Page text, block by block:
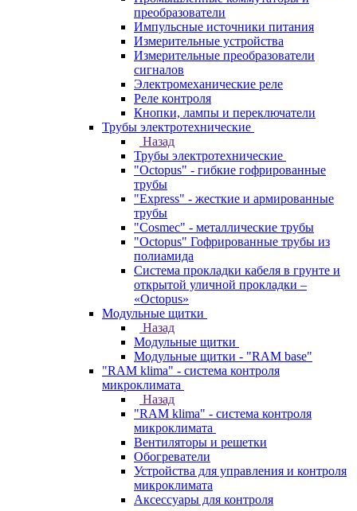
преобразователи
Импульсные источники питания
Измерительные устройства
Измерительные преобразователи
сигналов
Электромеханические реле
Реле контроля
Кнопки, лампы и переключатели
Трубы электротехнические
Назад
Трубы электротехнические
"Octopus" - гибкие гофрированные
трубы
"Express" - жесткие и армированные
трубы
"Cosmec" - металлические трубы
"Octopus" Гофрированные трубы из
полиамида
Система прокладки кабеля в грунте и
открытой уличной прокладки –
«Octopus»
Модульные щитки
Назад
Модульные щитки
Модульные щитки - "RAM base"
"RAM klima" - система контроля
микроклимата
Назад
"RAM klima" - система контроля
микроклимата
Вентиляторы и решетки
Обогреватели
Устройства для управления и контроля
микроклимата
Аксессуары для контроля